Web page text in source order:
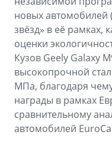
новых автомобилей
звёзд» в её рамках,
оценки
Кузов Geely Galaxy
высокопрочной
МПа, благодаря
награды в рамках
сравнительному
автомобилей